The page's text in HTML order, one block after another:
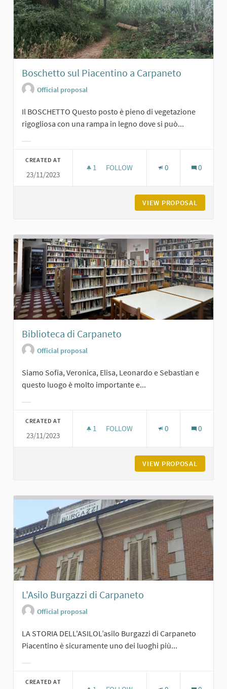
Boschetto sul Piacentino a Carpaneto
Official proposal
Il BOSCHETTO Questo posto è pieno di vegetazione
rigogliosa con una rampa in legno dove si può...
CREATED AT
23/11/2023
1 1 FOLLOWER
FOLLOW 0 0
VIEW PROPOSAL
Biblioteca di Carpaneto
Official proposal
Siamo Sofia, Veronica, Elisa, Leonardo e Sebastian e
questo luogo è molto importante e...
CREATED AT
23/11/2023
1 1 FOLLOWER
FOLLOW 0 0
VIEW PROPOSAL
L'Asilo Burgazzi di Carpaneto
Official proposal
LA STORIA DELL'ASILOL’asilo Burgazzi di Carpaneto
Piacentino è sicuramente uno dei luoghi più...
CREATED AT